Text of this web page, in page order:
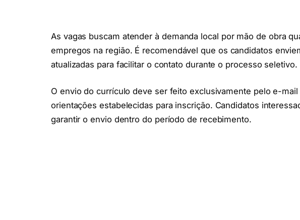
As vagas buscam atender à demanda local por mão de obra
empregos na região. É recomendável que os candidatos
atualizadas para facilitar o contato durante o processo seletivo.
O envio do currículo deve ser feito exclusivamente pelo e-
orientações estabelecidas para inscrição. Candidatos
garantir o envio dentro do período de recebimento.